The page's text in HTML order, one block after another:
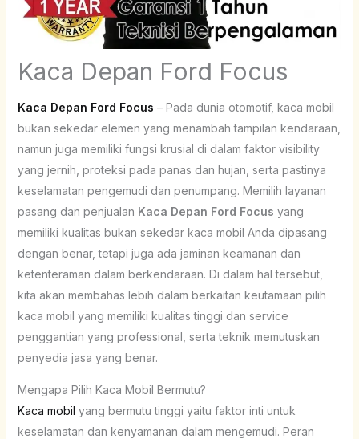
Kaca Depan Ford Focus
Kaca Depan Ford Focus – Pada dunia otomotif, kaca mobil
bukan sekedar elemen yang menambah tampilan kendaraan,
namun juga memiliki fungsi krusial di dalam faktor visibility
yang jernih, proteksi pada panas dan hujan, serta pastinya
keselamatan pengemudi dan penumpang. Memilih layanan
pasang dan penjualan Kaca Depan Ford Focus yang
memiliki kualitas bukan sekedar kaca mobil Anda dipasang
dengan benar, tetapi juga ada jaminan keamanan dan
ketenteraman dalam berkendaraan. Di dalam hal tersebut,
kita akan membahas lebih dalam berkaitan keutamaan pilih
kaca mobil yang memiliki kualitas tinggi dan service
penggantian yang professional, serta teknik memutuskan
penyedia jasa yang benar.
Mengapa Pilih Kaca Mobil Bermutu?
Kaca mobil yang bermutu tinggi yaitu faktor inti untuk
keselamatan dan kenyamanan dalam mengemudi. Peran